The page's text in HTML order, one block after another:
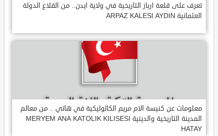
تعرف على قلعة ارباز التاريخية في ولاية ايدن.. من القلاع الدولة
العثمانية ARPAZ KALESI AYDIN
معلومات عن كنيسة الام مريم الكاثوليكية في هاتي .. من معالم
المدينة التاريخية والدينية MERYEM ANA KATOLIK KILISESI
HATAY